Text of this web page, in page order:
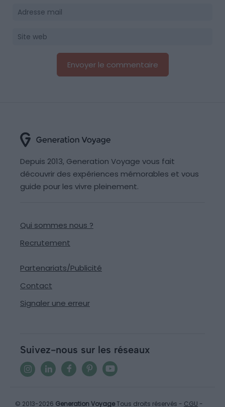
Depuis 2013, Generation Voyage vous fait
découvrir des expériences mémorables et vous
guide pour les vivre pleinement.
Qui sommes nous ?
Recrutement
Partenariats/Publicité
Contact
Signaler une erreur
Suivez-nous sur les réseaux
© 2013-2026 Generation VoyageTous droits réservés - CGU -